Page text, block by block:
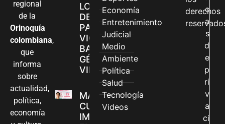
regional
de la
Orinoquía
colombiana,
que
informa
sobre
actualidad,
política,
economía
LOS CANALES
DE ATENCIÓN
PARA
VIOLENCIAS
BASADAS EN
GÉNERO EN
VILLAVICENCIO
MADRES
CUIDADORAS
IMPULSAN SUS
Economía
Entretenimiento
Judicial
Medio
Ambiente
Política
Salud
Tecnología
Videos
derechos
c
a
s
d
e
p
ri
v
a
ci